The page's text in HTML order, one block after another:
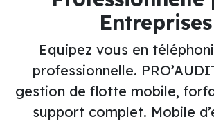
Entreprises
Equipez vous en
professionnelle.
gestion de flotte mobile,
support complet. Mobile